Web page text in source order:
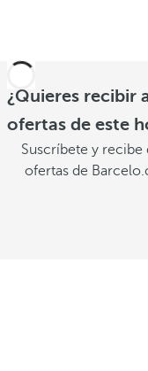
¿Quieres recibir
ofertas de este
Suscríbete y recibe
ofertas de